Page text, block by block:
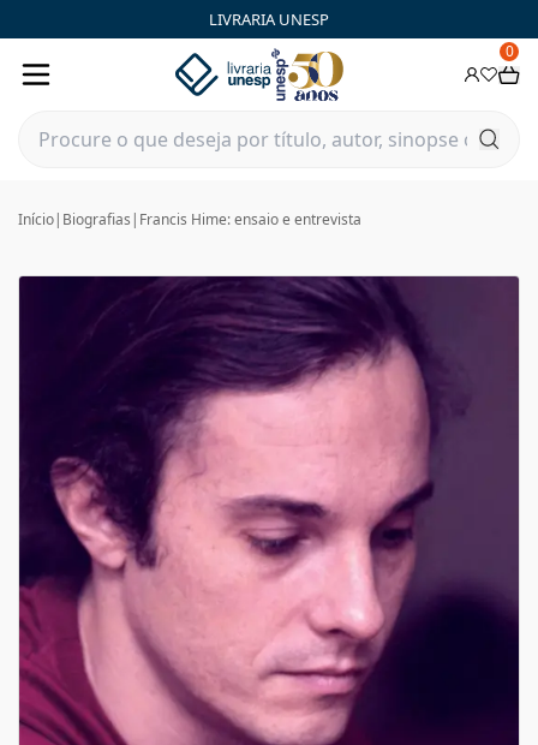
LIVRARIA UNESP
0
Início| Biografias | Francis Hime: ensaio e entrevista